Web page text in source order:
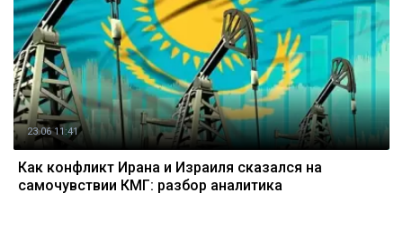
23.06 11:41
Как конфликт Ирана и Израиля сказался на
самочувствии КМГ: разбор аналитика